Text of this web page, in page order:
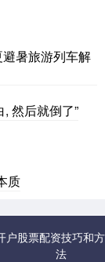
避暑旅游列车解
然后就倒了”
质
户股票配资技巧和方
法